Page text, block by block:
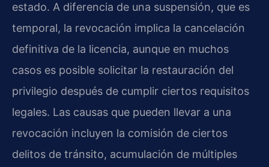
estado. A diferencia de una suspensión, que es
temporal, la revocación implica la cancelación
definitiva de la licencia, aunque en muchos
casos es posible solicitar la restauración del
privilegio después de cumplir ciertos requisitos
legales. Las causas que pueden llevar a una
revocación incluyen la comisión de ciertos
delitos de tránsito, acumulación de múltiples